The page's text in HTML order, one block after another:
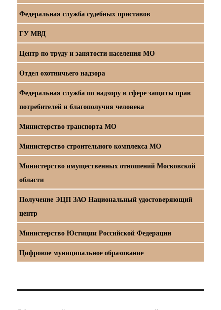
Федеральная служба судебных приставов
ГУ МВД
Центр по труду и занятости населения МО
Отдел охотничьего надзора
Федеральная служба по надзору в сфере защиты прав
потребителей и благополучия человека
Министерство транспорта МО
Министерство строительного комплекса МО
Министерство имущественных отношений Московской
области
Получение ЭЦП ЗАО Национальный удостоверяющий
центр
Министерство Юстиции Российской Федерации
Цифровое муниципальное образование